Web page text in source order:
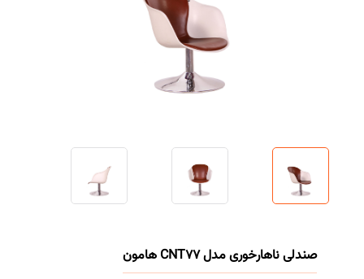
صندلی ناهارخوری مدل CNT77 هامون